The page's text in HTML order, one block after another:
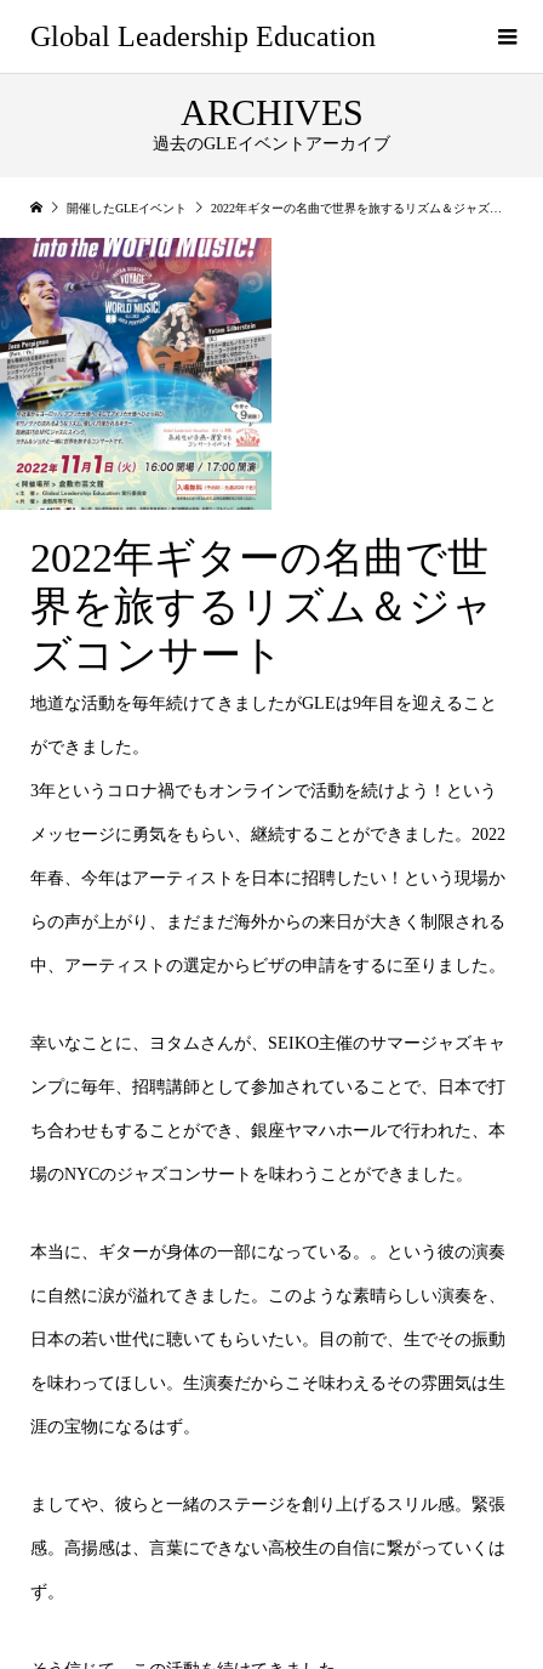
Global Leadership Education
ARCHIVES
過去のGLEイベントアーカイブ
開催したGLEイベント 2022年ギターの名曲で世界を旅するリズム＆ジャズコンサート
2022年ギターの名曲で世
界を旅するリズム＆ジャ
ズコンサート
地道な活動を毎年続けてきましたがGLEは9年目を迎えること
ができました。
3年というコロナ禍でもオンラインで活動を続けよう！という
メッセージに勇気をもらい、継続することができました。2022
年春、今年はアーティストを日本に招聘したい！という現場か
らの声が上がり、まだまだ海外からの来日が大きく制限される
中、アーティストの選定からビザの申請をするに至りました。
幸いなことに、ヨタムさんが、SEIKO主催のサマージャズキャ
ンプに毎年、招聘講師として参加されていることで、日本で打
ち合わせもすることができ、銀座ヤマハホールで行われた、本
場のNYCのジャズコンサートを味わうことができました。
本当に、ギターが身体の一部になっている。。という彼の演奏
に自然に涙が溢れてきました。このような素晴らしい演奏を、
日本の若い世代に聴いてもらいたい。目の前で、生でその振動
を味わってほしい。生演奏だからこそ味わえるその雰囲気は生
涯の宝物になるはず。
ましてや、彼らと一緒のステージを創り上げるスリル感。緊張
感。高揚感は、言葉にできない高校生の自信に繋がっていくは
ず。